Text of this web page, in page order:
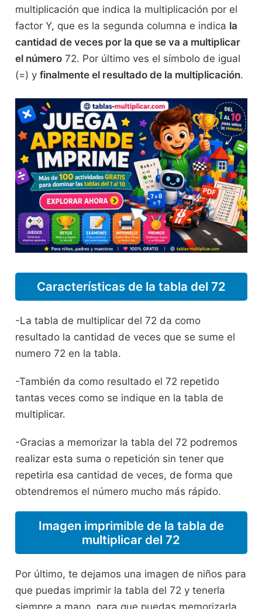
multiplicación que indica la multiplicación por el
factor Y, que es la segunda columna e indica la
cantidad de veces por la que se va a multiplicar
el número72. Por último ves el símbolo de igual
(=) y finalmente el resultado de la multiplicación.
Características de la tabla del 72
-La tabla de multiplicar del 72 da como
resultado la cantidad de veces que se sume el
numero 72 en la tabla.
-También da como resultado el 72 repetido
tantas veces como se indique en la tabla de
multiplicar.
-Gracias a memorizar la tabla del 72 podremos
realizar esta suma o repetición sin tener que
repetirla esa cantidad de veces, de forma que
obtendremos el número mucho más rápido.
Imagen imprimible de la tabla de
multiplicar del 72
Por último, te dejamos una imagen de niños para
que puedas imprimir la tabla del 72 y tenerla
siempre a mano, para que puedas memorizarla,